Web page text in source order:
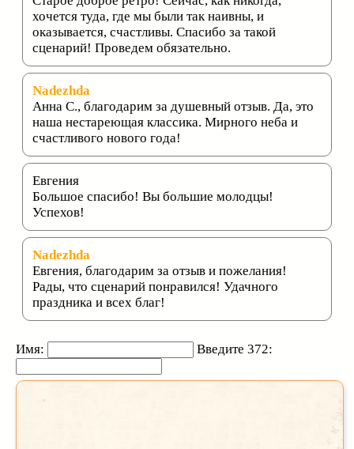
хочется туда, где мы были так наивны, и
оказывается, счастливы. Спасибо за такой
сценарий! Проведем обязательно.
Nadezhda
Анна С., благодарим за душевный отзыв. Да, это
наша нестареющая классика. Мирного неба и
счастливого нового года!
Евгения
Большое спасибо! Вы большие молодцы!
Успехов!
Nadezhda
Евгения, благодарим за отзыв и пожелания!
Рады, что сценарий понравился! Удачного
праздника и всех благ!
Имя: Введите 372: